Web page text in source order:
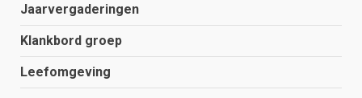
Jaarvergaderingen
Klankbord groep
Leefomgeving